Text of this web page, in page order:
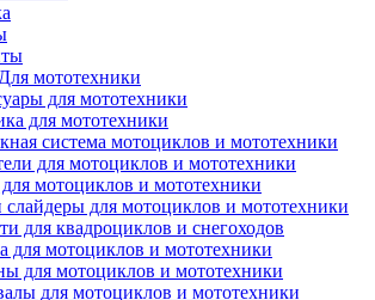
мототехники
для мототехники
для мототехники
система мотоциклов и мототехники
для мотоциклов и мототехники
мотоциклов и мототехники
слайдеры для мотоциклов и мототехники
для квадроциклов и снегоходов
для мотоциклов и мототехники
для мотоциклов и мототехники
для мотоциклов и мототехники